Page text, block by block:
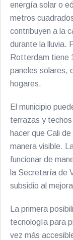
energía solar o
metros
contribuyen a la
durante la lluvia.
Rotterdam tiene
paneles solares,
hogares.
El municipio
terrazas y
hacer que Cali
manera visible.
funcionar de
la Secretaría de
subsidio al
La primera
tecnología para
vez más